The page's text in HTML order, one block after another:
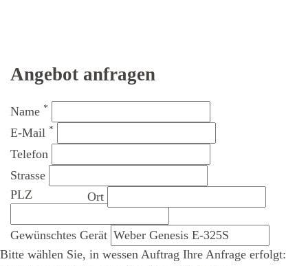
Angebot anfragen
Name *
E-Mail *
Telefon
Strasse
PLZ
Ort
Gewünschtes Gerät
Bitte wählen Sie, in wessen Auftrag Ihre Anfrage erfolgt: